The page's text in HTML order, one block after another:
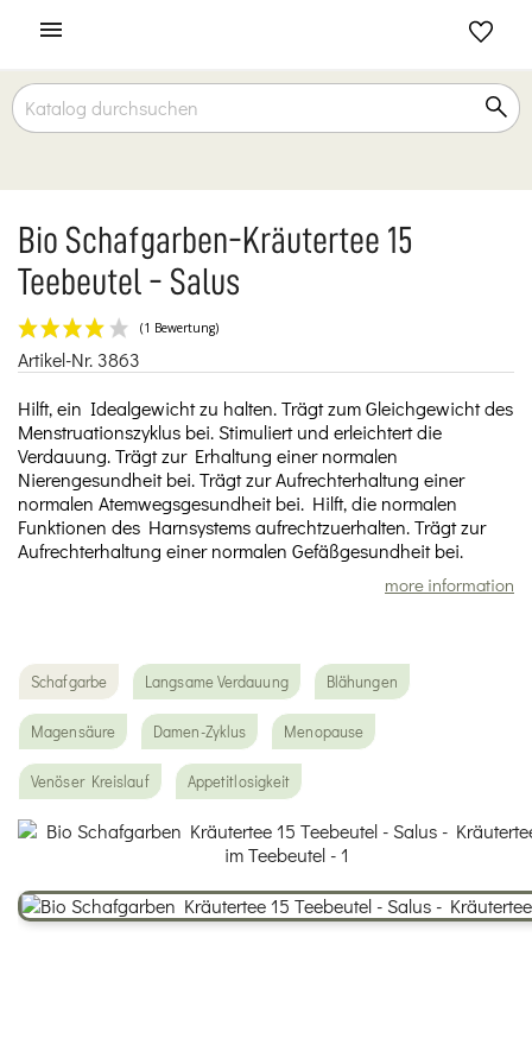

Bio Schafgarben-Kräutertee 15
Teebeutel - Salus
Artikel-Nr. 3863
Hilft, ein Idealgewicht zu halten. Trägt zum Gleichgewicht des
Menstruationszyklus bei. Stimuliert und erleichtert die
Verdauung. Trägt zur Erhaltung einer normalen
Nierengesundheit bei. Trägt zur Aufrechterhaltung einer
normalen Atemwegsgesundheit bei. Hilft, die normalen
Funktionen des Harnsystems aufrechtzuerhalten. Trägt zur
Aufrechterhaltung einer normalen Gefäßgesundheit bei.
more information
Schafgarbe Langsame Verdauung Blähungen
Magensäure Damen-Zyklus Menopause
Venöser Kreislauf Appetitlosigkeit